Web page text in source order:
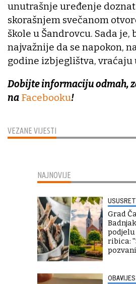
VEZANE VIJESTI
unutrašnje uređenje
skorašnjem svečanom
škole u Šandrovcu. Sada je,
najvažnije da se napokon,
godine izbjeglištva, vraćaju
Dobijte informaciju odmah,
na Facebooku!
NAJNOVIJE
Grad
ribica: